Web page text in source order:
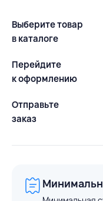
Выберите товар
в каталоге
Перейдите
к оформлению
Отправьте
заказ